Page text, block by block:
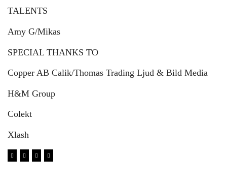
TALENTS
Amy G/Mikas
SPECIAL THANKS TO
Copper AB Calik/Thomas Trading Ljud & Bild Media
H&M Group
Colekt
Xlash